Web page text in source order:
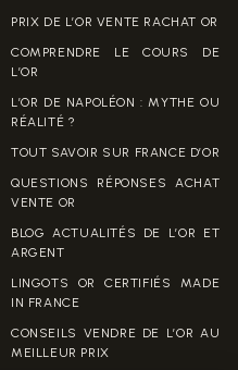
PRIX DE L’OR VENTE RACHAT OR
COMPRENDRE LE COURS DE
L’OR
L’OR DE NAPOLÉON : MYTHE OU
RÉALITÉ ?
TOUT SAVOIR SUR FRANCE D’OR
QUESTIONS RÉPONSES ACHAT
VENTE OR
BLOG ACTUALITÉS DE L’OR ET
ARGENT
LINGOTS OR CERTIFIÉS MADE
IN FRANCE
CONSEILS VENDRE DE L’OR AU
MEILLEUR PRIX